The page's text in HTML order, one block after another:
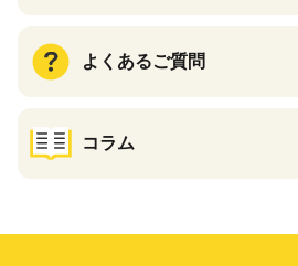
よくあるご質問
コラム